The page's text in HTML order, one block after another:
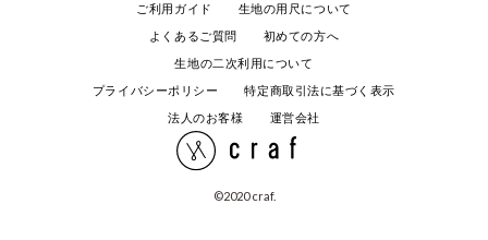
ご利用ガイド 生地の用尺について
よくあるご質問 初めての方へ
生地の二次利用について
プライバシーポリシー 特定商取引法に基づく表示
法人のお客様 運営会社
©️2020 craf.